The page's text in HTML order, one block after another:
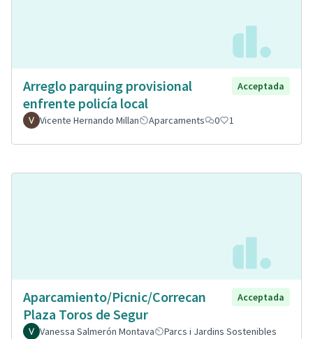
Arreglo parquing provisional
enfrente policía local
Acceptada
Vicente Hernando Millan Aparcaments 0 1
Aparcamiento/Picnic/Correcan
Plaza Toros de Segur
Acceptada
Vanessa Salmerón Montava
Parcs i Jardins Sostenibles